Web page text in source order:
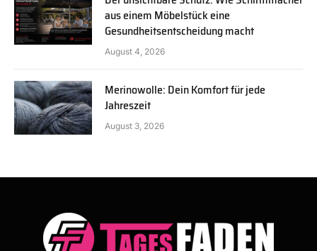
aus einem Möbelstück eine
Gesundheitsentscheidung macht
August 4, 2026
Merinowolle: Dein Komfort für jede
Jahreszeit
August 3, 2026